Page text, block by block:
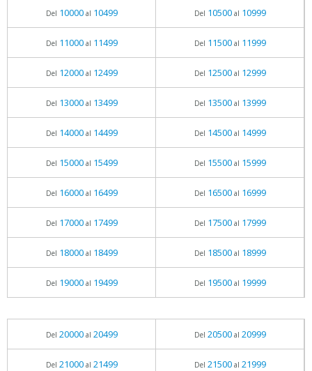
Del 10000al 10499 Del 10500al 10999
Del 11000al 11499 Del 11500al 11999
Del 12000al 12499 Del 12500al 12999
Del 13000al 13499 Del 13500al 13999
Del 14000al 14499 Del 14500al 14999
Del 15000al 15499 Del 15500al 15999
Del 16000al 16499 Del 16500al 16999
Del 17000al 17499 Del 17500al 17999
Del 18000al 18499 Del 18500al 18999
Del 19000al 19499 Del 19500al 19999
Del 20000al 20499 Del 20500al 20999
Del 21000al 21499 Del 21500al 21999